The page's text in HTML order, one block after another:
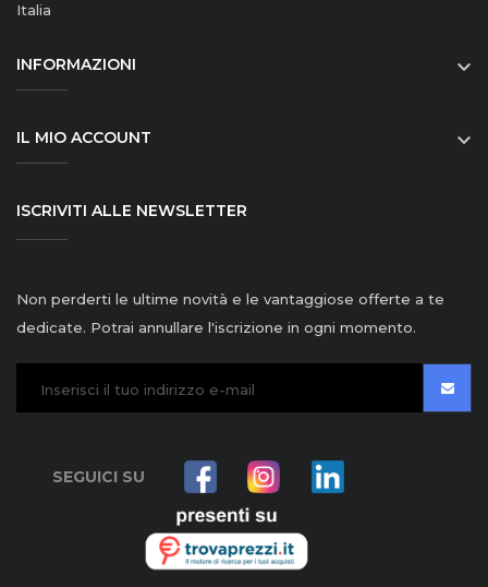
Italia
INFORMAZIONI 
IL MIO ACCOUNT 
ISCRIVITI ALLE NEWSLETTER
Non perderti le ultime novità e le vantaggiose offerte a te
dedicate. Potrai annullare l'iscrizione in ogni momento.
SEGUICI SU